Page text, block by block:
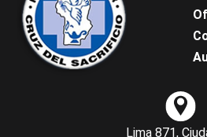
Lima 871,